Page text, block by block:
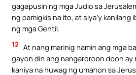
gagapusin ng mga Judio sa
ng pamigkis na ito, at siya’y kanilang
ng mga Gentil.
12 At nang marinig namin ang mga
gayon din ang nangaroroon doon ay
kaniya na huwag ng umahon sa